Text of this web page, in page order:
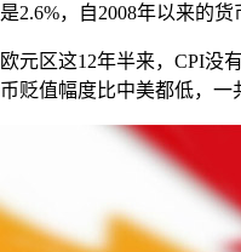
是2.6%，自2008年以来的
欧元区这12年半来，CPI没
币贬值幅度比中美都低，一